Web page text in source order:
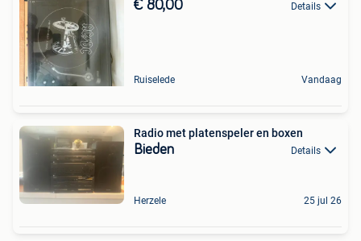
€ 80,00 Details
Ruiselede Vandaag
Radio met platenspeler en boxen
Bieden Details
Herzele 25 jul 26